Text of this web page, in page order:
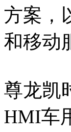
方案，
和移动
尊龙凯
HMI车